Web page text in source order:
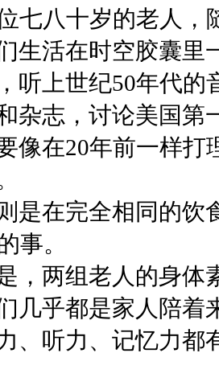
七八十岁的老人，
生活在时空胶囊里
听上世纪50年代的
杂志，讨论美国第
像在20年前一样
是在完全相同的饮
事。
，两组老人的身体
几乎都是家人陪着
、听力、记忆力